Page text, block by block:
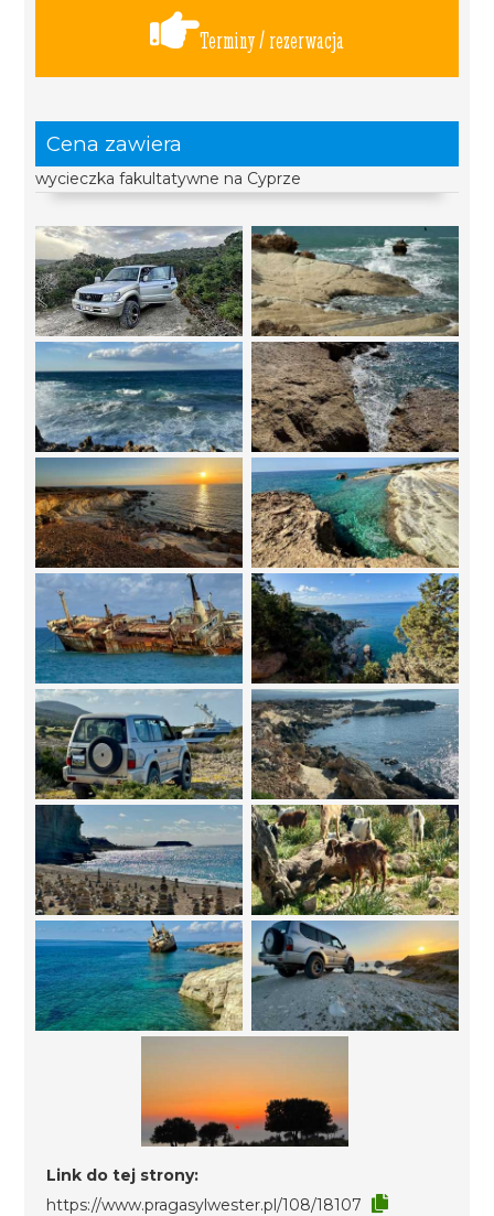
Terminy / rezerwacja
Cena zawiera
wycieczka fakultatywne na Cyprze
Link do tej strony:
https://www.pragasylwester.pl/108/18107